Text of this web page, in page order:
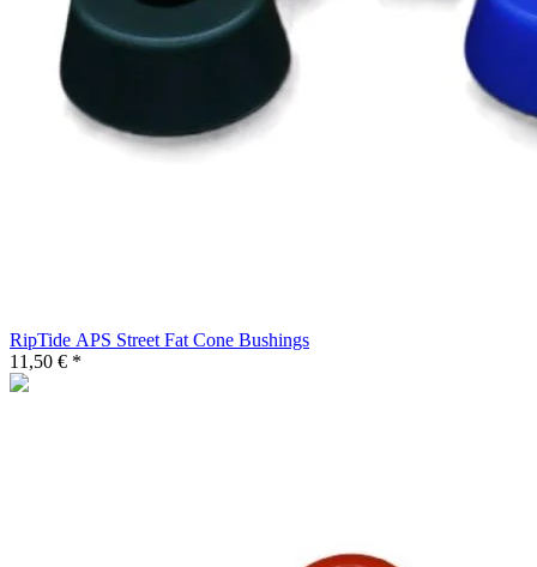
RipTide APS Street Fat Cone Bushings
11,50 € *